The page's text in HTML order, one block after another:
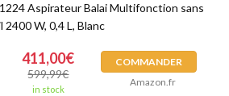
Aspirateur Balai Multifonction sans
2400 W, 0,4 L, Blanc
411,00€
599,99€
in stock
COMMANDER
Amazon.fr